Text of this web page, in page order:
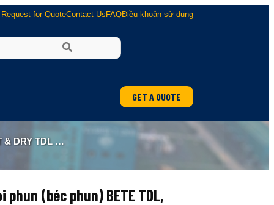
Request for QuoteContact Us FAQĐiều khoản sử dụng
GET A QUOTE
TDL 1-27
phun (béc phun) BETE TDL,